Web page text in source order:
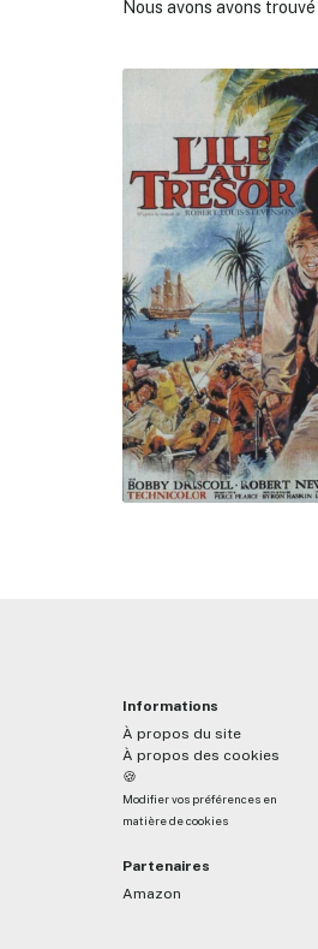
Nous avons avons trouvé
Informations
À propos du site
À propos des cookies
🍪
Modifier vos préférences en
matière de cookies
Partenaires
Amazon
✕